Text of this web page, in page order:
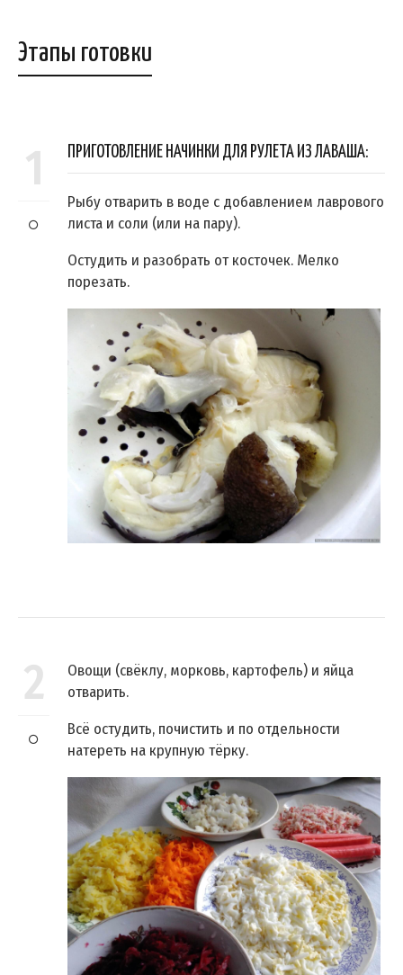
Этапы готовки
1 ПРИГОТОВЛЕНИЕ НАЧИНКИ ДЛЯ РУЛЕТА ИЗ ЛАВАША:
Рыбу отварить в воде с добавлением лаврового
листа и соли (или на пару).
Остудить и разобрать от косточек. Мелко
порезать.
2
Овощи (свёклу, морковь, картофель) и яйца
отварить.
Всё остудить, почистить и по отдельности
натереть на крупную тёрку.